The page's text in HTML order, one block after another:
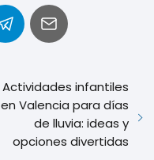
Actividades infantiles
en Valencia para días
de lluvia: ideas y
opciones divertidas